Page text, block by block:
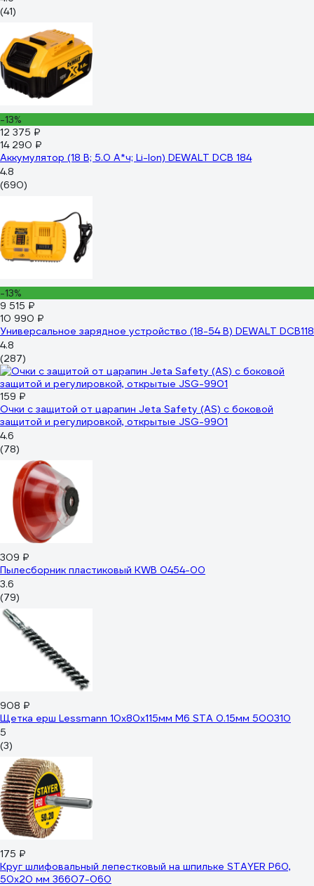
(41)
-13%
12 375 ₽
14 290 ₽
Аккумулятор (18 В; 5.0 А*ч; Li-Ion) DEWALT DCB 184
4.8
(690)
-13%
9 515 ₽
10 990 ₽
Универсальное зарядное устройство (18-54 В) DEWALT DCB118
4.8
(287)
159 ₽
Очки с защитой от царапин Jeta Safety (AS) с боковой
защитой и регулировкой, открытые JSG-9901
4.6
(78)
309 ₽
Пылесборник пластиковый KWB 0454-00
3.6
(79)
908 ₽
Щетка ерш Lessmann 10x80x115мм М6 STA 0.15мм 500310
5
(3)
175 ₽
Круг шлифовальный лепестковый на шпильке STAYER P60,
50x20 мм 36607-060